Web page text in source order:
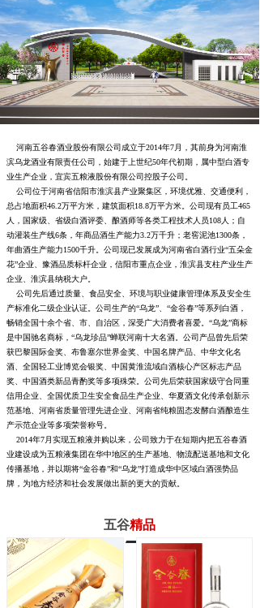
河南五谷春酒业股份有限公司成立于2014年7月，其前身为河南淮
滨乌龙酒业有限责任公司，始建于上世纪50年代初期，属中型白酒专
业生产企业，宜宾五粮液股份有限公司控股子公司。
公司位于河南省信阳市淮滨县产业聚集区，环境优雅、交通便利，
总占地面积46.2万平方米，建筑面积18.8万平方米。公司现有员工465
人，国家级、省级白酒评委、酿酒师等各类工程技术人员108人；自
动灌装生产线6条，年商品酒生产能力3.2万千升；老窖泥池1300条，
年曲酒生产能力1500千升。公司现已发展成为河南省白酒行业“五朵金
花”企业、豫酒品质标杆企业，信阳市重点企业，淮滨县支柱产业生产
企业、淮滨县纳税大户。
公司先后通过质量、食品安全、环境与职业健康管理体系及安全生
产标准化二级企业认证。公司生产的“乌龙”、“金谷春”等系列白酒，
畅销全国十余个省、市、自治区，深受广大消费者喜爱。“乌龙”商标
是中国驰名商标，“乌龙珍品”蝉联河南十大名酒。公司产品曾先后荣
获巴黎国际金奖、布鲁塞尔世界金奖、中国名牌产品、中华文化名
酒、全国轻工业博览会银奖、中国黄淮流域白酒核心产区标志产品
奖、中国酒类新品青酌奖等多项殊荣。公司先后荣获国家级守合同重
信用企业、全国优质卫生安全食品生产企业、华夏酒文化传承创新示
范基地、河南省质量管理先进企业、河南省纯粮固态发酵白酒酿造生
产示范企业等多项荣誉称号。
2014年7月实现五粮液并购以来，公司致力于在短期内把五谷春酒
业建设成为五粮液集团在华中地区的生产基地、物流配送基地和文化
传播基地，并以期将“金谷春”和“乌龙”打造成华中区域白酒强势品
牌，为地方经济和社会发展做出新的更大的贡献。
五谷精品